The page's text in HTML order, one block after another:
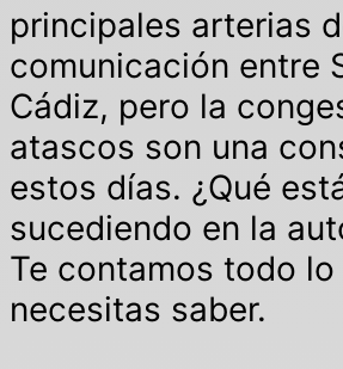
principales arterias
comunicación entre
Cádiz, pero la
atascos son una
estos días. ¿Qué
sucediendo en la
Te contamos todo lo
necesitas saber.